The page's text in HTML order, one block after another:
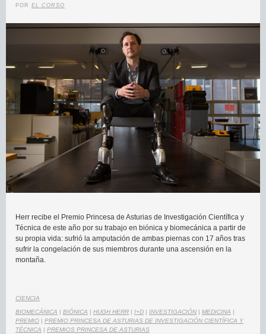
POR EL CORSO
Herr recibe el Premio Princesa de Asturias de Investigación Científica y
Técnica de este año por su trabajo en biónica y biomecánica a partir de
su propia vida: sufrió la amputación de ambas piernas con 17 años tras
sufrir la congelación de sus miembros durante una ascensión en la
montaña.
CIENCIA
BIOMECÁNICA | BIÓNICA | HUGH HERR | I+D | INVESTIGACIÓN | MEDICINA |
PREMIO | PREMIO PRINCESA DE ASTURIAS DE INVESTIGACIÓN CIENTÍFICA Y
TÉCNICA | PREMIOS PRINCESA DE ASTURIAS